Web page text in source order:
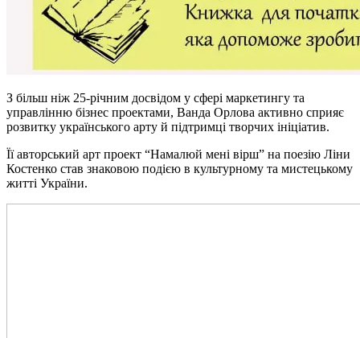
З більш ніж 25-річним досвідом у сфері маркетингу та
управлінню бізнес проектами, Ванда Орлова активно сприяє
розвитку українського арту й підтримці творчих ініціатив.
Її авторський арт проект “Намалюй мені вірш” на поезію Ліни
Костенко став знаковою подією в культурному та мистецькому
житті України.